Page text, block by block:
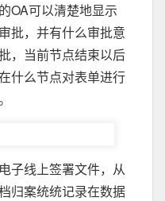
OA可以清楚地显示
批，并有什么审批意
，当前节点结束以后
什么节点对表单进行
子线上签署文件，从
归案统统记录在数据